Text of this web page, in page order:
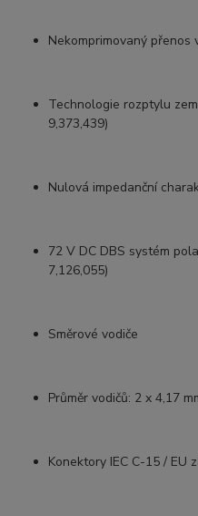
Nekomprimovaný přenos
Technologie rozptylu
9,373,439)
Nulová impedanční
72 V DC DBS systém
7,126,055)
Směrové vodiče
Průměr vodičů: 2 x 4,17
Konektory IEC C-15 / EU